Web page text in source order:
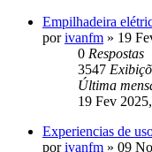
Empilhadeira
porivanfm » 19
0 Respostas
3547
Última
19 Fev
Experiencias de
porivanfm » 09